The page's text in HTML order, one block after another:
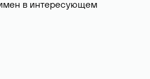
в интересующем